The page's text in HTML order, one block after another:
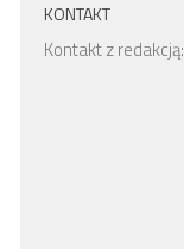
KONTAKT
Kontakt z redakcją: